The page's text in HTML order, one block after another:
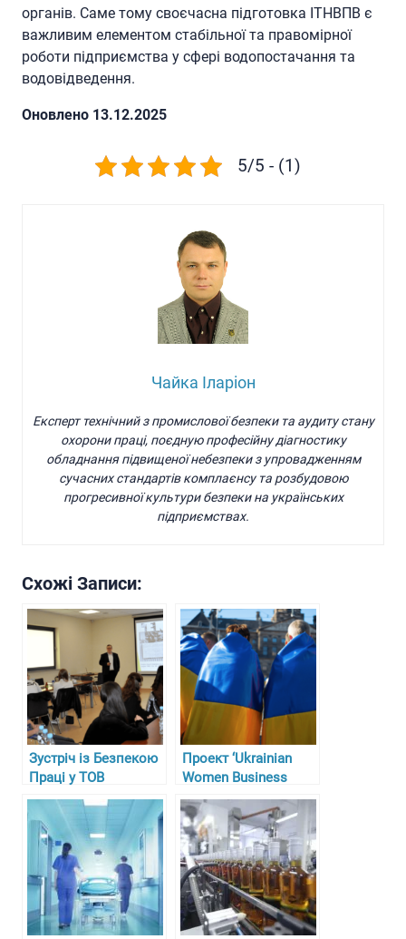
органів. Саме тому своєчасна підготовка ІТНВПВ є
важливим елементом стабільної та правомірної
роботи підприємства у сфері водопостачання та
водовідведення.
Oновлено 13.12.2025
5/5 - (1)
Чайка Іларіон
Експерт технічний з промислової безпеки та аудиту стану
охорони праці, поєдную професійну діагностику
обладнання підвищеної небезпеки з упровадженням
сучасних стандартів комплаєнсу та розбудовою
прогресивної культури безпеки на українських
підприємствах.
Схожі Записи:
Зустріч із Безпекою
Праці у ТОВ
“Гарасимів Агро”
Проект ‘Ukrainian
Women Business
Circle’ у Німеччині